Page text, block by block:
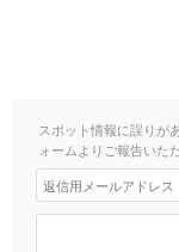
スポット情報に誤りが
ォームよりご報告いた